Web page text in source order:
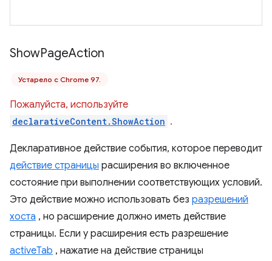
ShowPageAction
Устарело с Chrome 97.
Пожалуйста, используйте
declarativeContent.ShowAction .
Декларативное действие события, которое переводит
действие страницы расширения во включенное
состояние при выполнении соответствующих условий.
Это действие можно использовать без разрешений
хоста , но расширение должно иметь действие
страницы. Если у расширения есть разрешение
activeTab , нажатие на действие страницы